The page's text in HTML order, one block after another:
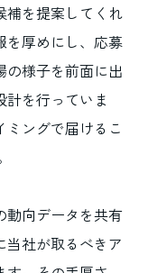
補を提案してくれ
を厚めにし、応募
の様子を前面に出
を行っていま
ングで届けるこ
動向データを共有
社が取るべきア